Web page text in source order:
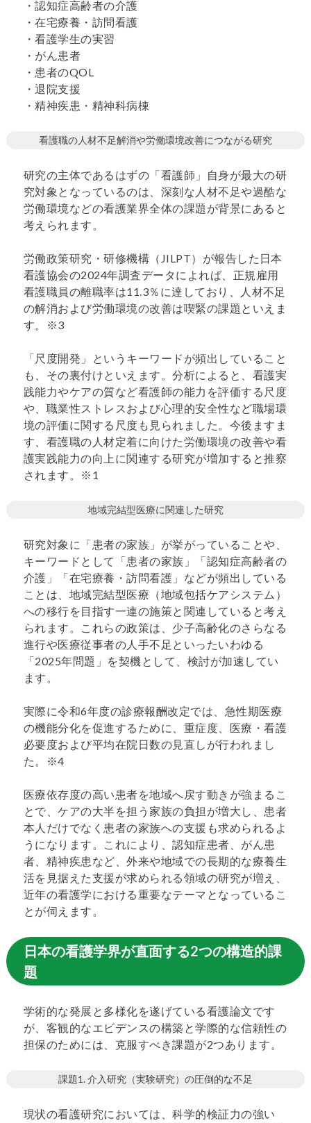
・認知症高齢者の介護
・在宅療養・訪問看護
・看護学生の実習
・がん患者
・患者のQOL
・退院支援
・精神疾患・精神科病棟
看護職の人材不足解消や労働環境改善につながる研究
研究の主体であるはずの「看護師」自身が最大の研
究対象となっているのは、深刻な人材不足や過酷な
労働環境などの看護業界全体の課題が背景にあると
考えられます。
労働政策研究・研修機構（JILPT）が報告した日本
看護協会の2024年調査データによれば、正規雇用
看護職員の離職率は11.3％に達しており、人材不足
の解消および労働環境の改善は喫緊の課題といえま
す。※3
「尺度開発」というキーワードが頻出していること
も、その裏付けといえます。分析によると、看護実
践能力やケアの質など看護師の能力を評価する尺度
や、職業性ストレスおよび心理的安全性など職場環
境の評価に関する尺度も見られました。今後ますま
す、看護職の人材定着に向けた労働環境の改善や看
護実践能力の向上に関連する研究が増加すると推察
されます。※1
地域完結型医療に関連した研究
研究対象に「患者の家族」が挙がっていることや、
キーワードとして「患者の家族」「認知症高齢者の
介護」「在宅療養・訪問看護」などが頻出している
ことは、地域完結型医療（地域包括ケアシステム）
への移行を目指す一連の施策と関連していると考え
られます。これらの政策は、少子高齢化のさらなる
進行や医療従事者の人手不足といったいわゆる
「2025年問題」を契機として、検討が加速してい
ます。
実際に令和6年度の診療報酬改定では、急性期医療
の機能分化を促進するために、重症度、医療・看護
必要度および平均在院日数の見直しが行われまし
た。※4
医療依存度の高い患者を地域へ戻す動きが強まるこ
とで、ケアの大半を担う家族の負担が増大し、患者
本人だけでなく患者の家族への支援も求められるよ
うになります。これにより、認知症患者、がん患
者、精神疾患など、外来や地域での長期的な療養生
活を見据えた支援が求められる領域の研究が増え、
近年の看護学における重要なテーマとなっているこ
とが伺えます。
日本の看護学界が直面する2つの構造的課
題
学術的な発展と多様化を遂げている看護論文です
が、客観的なエビデンスの構築と学際的な信頼性の
担保のためには、克服すべき課題が2つあります。
課題1. 介入研究（実験研究）の圧倒的な不足
現状の看護研究においては、科学的検証力の強い